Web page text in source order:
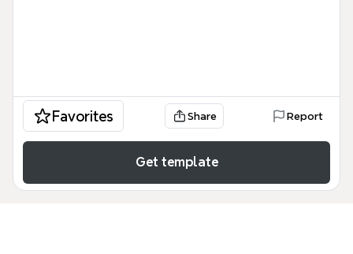
Favorites Share Report
Get template